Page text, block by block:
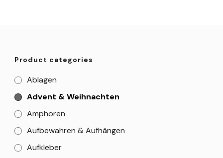
Product categories
Ablagen
Advent & Weihnachten
Amphoren
Aufbewahren & Aufhängen
Aufkleber